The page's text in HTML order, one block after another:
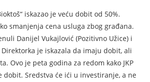
iskazao je veću dobit od 50%.
smanjenja cena usluga zbog građana.
Danijel Vukajlović (Pozitivno Užice) i
Direktorka je iskazala da imaju dobit, ali
Ovo je peta godina za redom kako JKP
dobit. Sredstva će ići u investiranje, a ne